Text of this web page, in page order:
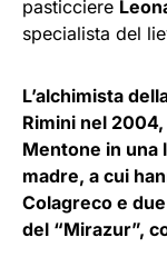
pasticciere
specialista del
L’alchimista
Rimini nel
Mentone in una
madre, a cui
Colagreco e
del “Mirazur”,